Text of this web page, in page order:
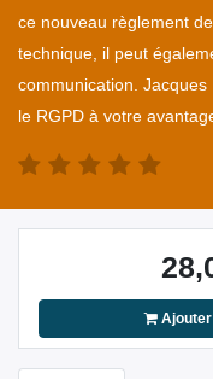
ce nouveau règlement
technique, il peut
communication.
le RGPD à votre